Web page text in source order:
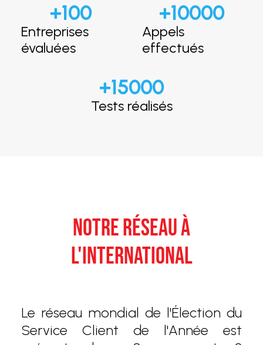
+100
Entreprises
évaluées
+10000
Appels
effectués
+15000
Tests réalisés
NOTRE RÉSEAU À
L'INTERNATIONAL
Le réseau mondial de l'Élection du
Service Client de l'Année est